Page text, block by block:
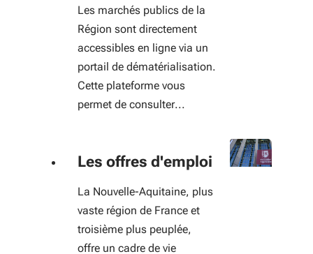
Les marchés publics de la
Région sont directement
accessibles en ligne via un
portail de dématérialisation.
Cette plateforme vous
permet de consulter...
Les offres d'emploi
La Nouvelle-Aquitaine, plus
vaste région de France et
troisième plus peuplée,
offre un cadre de vie